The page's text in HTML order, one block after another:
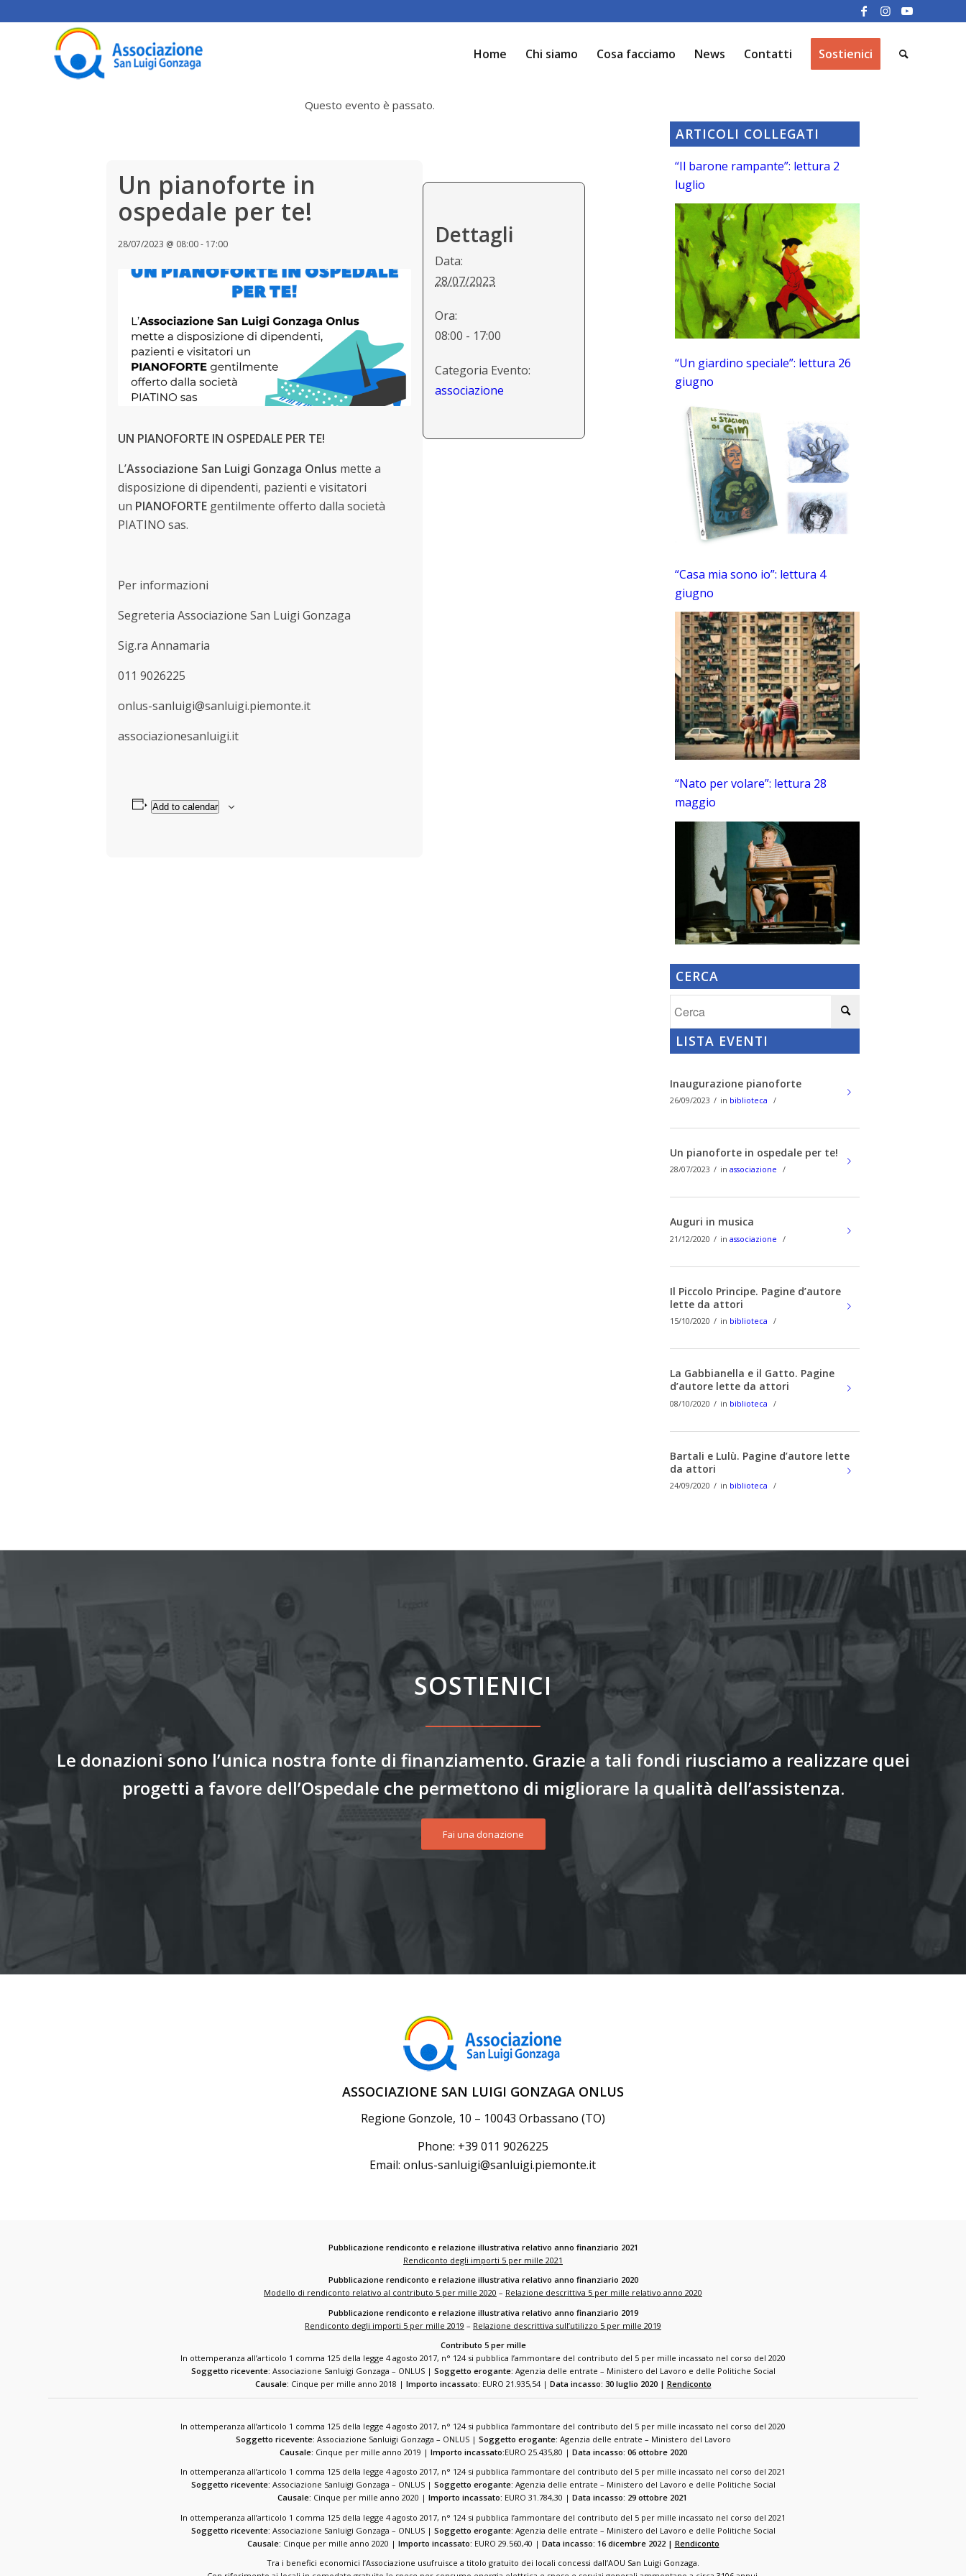
Home Chi siamo Cosa facciamo News Contatti Sostienici
Questo evento è passato.
Un pianoforte in
ospedale per te!
28/07/2023 @ 08:00- 17:00
UN PIANOFORTE IN OSPEDALE PER TE!
L’Associazione San Luigi Gonzaga Onlus mette a
disposizione di dipendenti, pazienti e visitatori
un PIANOFORTE gentilmente offerto dalla società
PIATINO sas.
Per informazioni
Segreteria Associazione San Luigi Gonzaga
Sig.ra Annamaria
011 9026225
onlus-sanluigi@sanluigi.piemonte.it
associazionesanluigi.it
Add to calendar
Dettagli
Data:
28/07/2023
Ora:
08:00 - 17:00
Categoria Evento:
associazione
ARTICOLI COLLEGATI
“Il barone rampante”: lettura 2
luglio
“Un giardino speciale”: lettura 26
giugno
“Casa mia sono io”: lettura 4
giugno
“Nato per volare”: lettura 28
maggio
CERCA
LISTA EVENTI
Inaugurazione pianoforte
26/09/2023 / in biblioteca /
Un pianoforte in ospedale per te!
28/07/2023 / in associazione /
Auguri in musica
21/12/2020 / in associazione /
Il Piccolo Principe. Pagine d’autore
lette da attori
15/10/2020 / in biblioteca /
La Gabbianella e il Gatto. Pagine
d’autore lette da attori
08/10/2020 / in biblioteca /
Bartali e Lulù. Pagine d’autore lette
da attori
24/09/2020 / in biblioteca /
SOSTIENICI
Le donazioni sono l’unica nostra fonte di finanziamento. Grazie a tali fondi riusciamo a realizzare quei
progetti a favore dell’Ospedale che permettono di migliorare la qualità dell’assistenza.
Fai una donazione
ASSOCIAZIONE SAN LUIGI GONZAGA ONLUS
Regione Gonzole, 10 – 10043 Orbassano (TO)
Phone: +39 011 9026225
Email:onlus-sanluigi@sanluigi.piemonte.it
Pubblicazione rendiconto e relazione illustrativa relativo anno finanziario 2021
Rendiconto degli importi 5 per mille 2021
Pubblicazione rendiconto e relazione illustrativa relativo anno finanziario 2020
Modello di rendiconto relativo al contributo 5 per mille 2020 – Relazione descrittiva 5 per mille relativo anno 2020
Pubblicazione rendiconto e relazione illustrativa relativo anno finanziario 2019
Rendiconto degli importi 5 per mille 2019 – Relazione descrittiva sull’utilizzo 5 per mille 2019
Contributo 5 per mille
In ottemperanza all’articolo 1 comma 125 della legge 4 agosto 2017, n° 124 si pubblica l’ammontare del contributo del 5 per mille incassato nel corso del 2020
Soggetto ricevente: Associazione Sanluigi Gonzaga – ONLUS | Soggetto erogante: Agenzia delle entrate – Ministero del Lavoro e delle Politiche Social
Causale: Cinque per mille anno 2018 | Importo incassato: EURO 21.935,54 | Data incasso: 30 luglio 2020 | Rendiconto
In ottemperanza all’articolo 1 comma 125 della legge 4 agosto 2017, n° 124 si pubblica l’ammontare del contributo del 5 per mille incassato nel corso del 2020
Soggetto ricevente: Associazione Sanluigi Gonzaga – ONLUS | Soggetto erogante: Agenzia delle entrate – Ministero del Lavoro
Causale: Cinque per mille anno 2019 | Importo incassato:EURO 25.435,80 | Data incasso: 06 ottobre 2020
In ottemperanza all’articolo 1 comma 125 della legge 4 agosto 2017, n° 124 si pubblica l’ammontare del contributo del 5 per mille incassato nel corso del 2021
Soggetto ricevente: Associazione Sanluigi Gonzaga – ONLUS | Soggetto erogante: Agenzia delle entrate – Ministero del Lavoro e delle Politiche Social
Causale: Cinque per mille anno 2020 | Importo incassato: EURO 31.784,30 | Data incasso: 29 ottobre 2021
In ottemperanza all’articolo 1 comma 125 della legge 4 agosto 2017, n° 124 si pubblica l’ammontare del contributo del 5 per mille incassato nel corso del 2021
Soggetto ricevente: Associazione Sanluigi Gonzaga – ONLUS | Soggetto erogante: Agenzia delle entrate – Ministero del Lavoro e delle Politiche Social
Causale: Cinque per mille anno 2020 | Importo incassato: EURO 29.560,40 | Data incasso: 16 dicembre 2022 | Rendiconto
Tra i benefici economici l’Associazione usufruisce a titolo gratuito dei locali concessi dall’AOU San Luigi Gonzaga.